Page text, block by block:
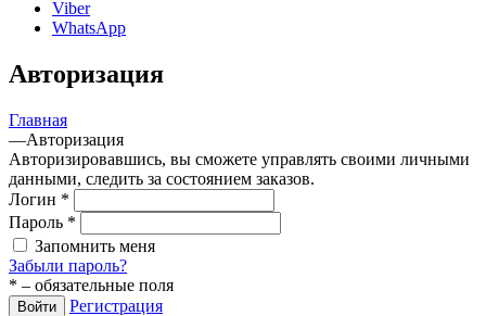
Viber
WhatsApp
Авторизация
Главная
—Авторизация
Авторизировавшись, вы сможете управлять своими личными
данными, следить за состоянием заказов.
Логин *
Пароль *
Запомнить меня
Забыли пароль?
* – обязательные поля
Войти
Регистрация